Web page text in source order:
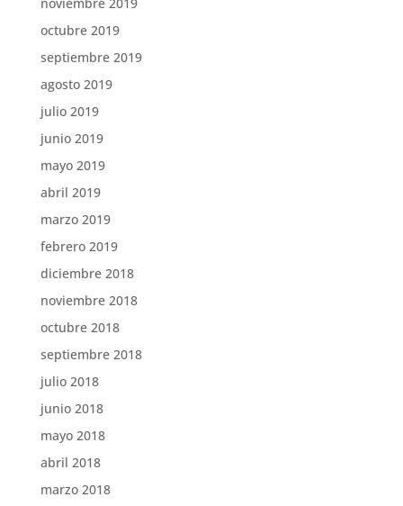
octubre 2019
septiembre 2019
agosto 2019
julio 2019
junio 2019
mayo 2019
abril 2019
marzo 2019
febrero 2019
diciembre 2018
noviembre 2018
octubre 2018
septiembre 2018
julio 2018
junio 2018
mayo 2018
abril 2018
marzo 2018